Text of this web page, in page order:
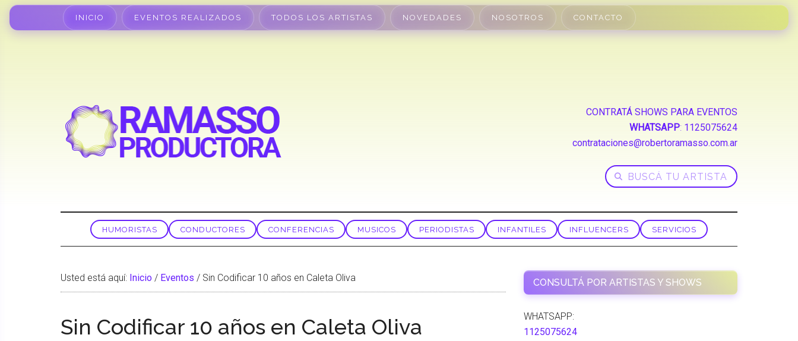
INICIO EVENTOS REALIZADOS TODOS LOS ARTISTAS NOVEDADES NOSOTROS CONTACTO
CONTRATÁ SHOWS PARA EVENTOS
WHATSAPP: 1125075624
contrataciones@robertoramasso.com.ar
HUMORISTAS CONDUCTORES CONFERENCIAS MUSICOS PERIODISTAS INFANTILES INFLUENCERS SERVICIOS
Usted está aquí: Inicio / Eventos / Sin Codificar 10 años en Caleta Oliva
Sin Codificar 10 años en Caleta Oliva
CONSULTÁ POR ARTISTAS Y SHOWS
WHATSAPP:
1125075624